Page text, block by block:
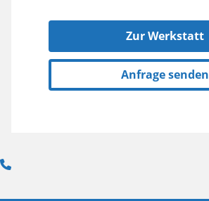
Zur Werkstatt
Anfrage senden